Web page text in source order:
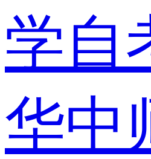
学自
华中